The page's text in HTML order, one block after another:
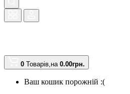
0 Товарів,на 0.00грн.
Ваш кошик порожній :(